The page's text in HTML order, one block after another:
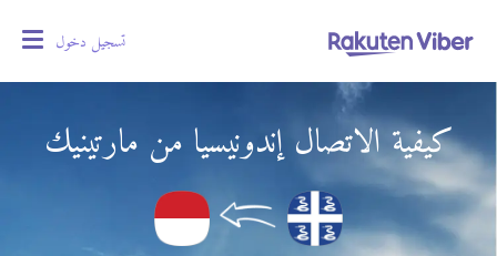
تسجيل دخول
كيفية الاتصال إندونيسيا من مارتينيك